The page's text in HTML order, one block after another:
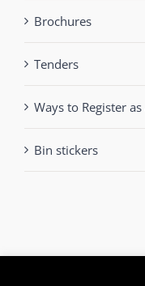
Brochures
Tenders
Ways to Register
Bin stickers